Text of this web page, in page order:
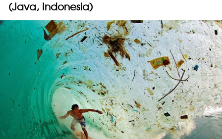
(Java, Indonesia)